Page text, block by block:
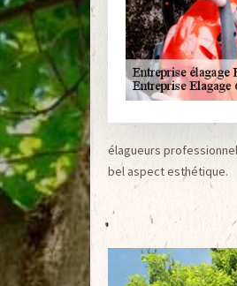
élagueurs
bel aspect esthétique.